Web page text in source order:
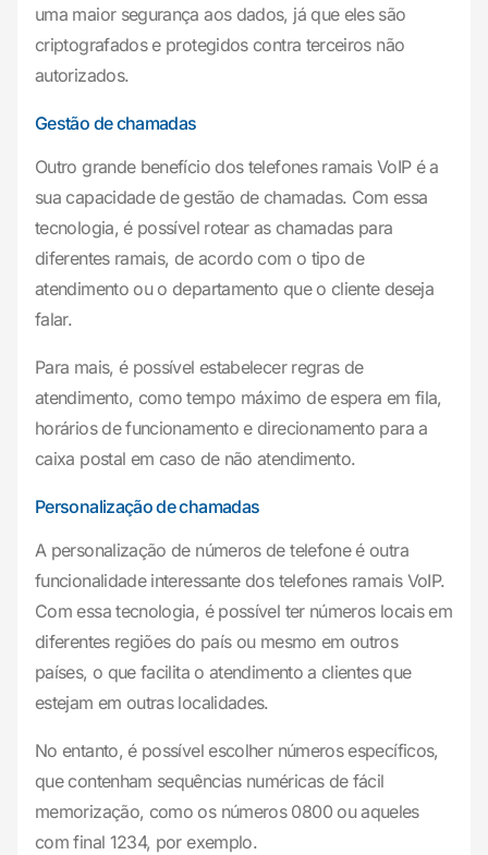
uma maior segurança aos dados, já que eles são
criptografados e protegidos contra terceiros não
autorizados.
Gestão de chamadas
Outro grande benefício dos telefones ramais VoIP é a
sua capacidade de gestão de chamadas. Com essa
tecnologia, é possível rotear as chamadas para
diferentes ramais, de acordo com o tipo de
atendimento ou o departamento que o cliente deseja
falar.
Para mais, é possível estabelecer regras de
atendimento, como tempo máximo de espera em fila,
horários de funcionamento e direcionamento para a
caixa postal em caso de não atendimento.
Personalização de chamadas
A personalização de números de telefone é outra
funcionalidade interessante dos telefones ramais VoIP.
Com essa tecnologia, é possível ter números locais em
diferentes regiões do país ou mesmo em outros
países, o que facilita o atendimento a clientes que
estejam em outras localidades.
No entanto, é possível escolher números específicos,
que contenham sequências numéricas de fácil
memorização, como os números 0800 ou aqueles
com final 1234, por exemplo.